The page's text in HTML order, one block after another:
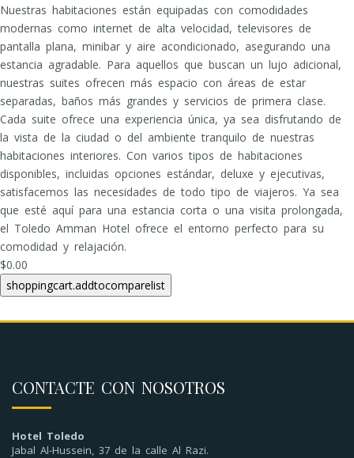
Nuestras habitaciones están equipadas con comodidades
modernas como internet de alta velocidad, televisores de
pantalla plana, minibar y aire acondicionado, asegurando una
estancia agradable. Para aquellos que buscan un lujo adicional,
nuestras suites ofrecen más espacio con áreas de estar
separadas, baños más grandes y servicios de primera clase.
Cada suite ofrece una experiencia única, ya sea disfrutando de
la vista de la ciudad o del ambiente tranquilo de nuestras
habitaciones interiores. Con varios tipos de habitaciones
disponibles, incluidas opciones estándar, deluxe y ejecutivas,
satisfacemos las necesidades de todo tipo de viajeros. Ya sea
que esté aquí para una estancia corta o una visita prolongada,
el Toledo Amman Hotel ofrece el entorno perfecto para su
comodidad y relajación.
$0.00
CONTACTE CON NOSOTROS
Hotel Toledo
Jabal Al-Hussein, 37 de la calle Al Razi.